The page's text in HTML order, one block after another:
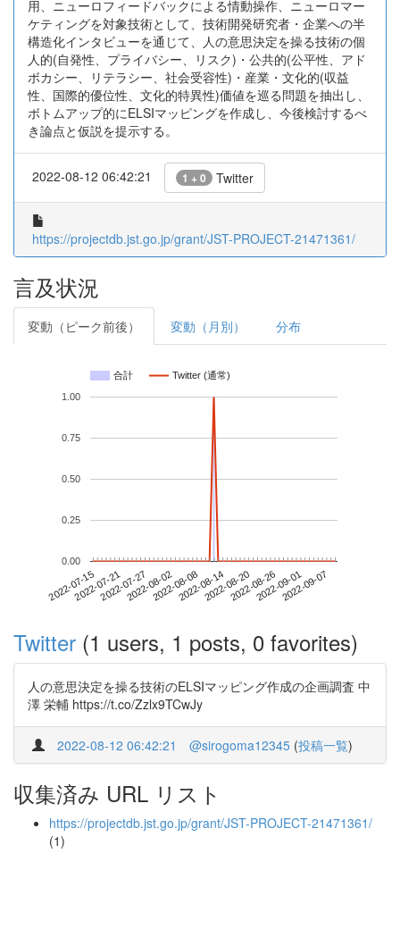
用、ニューロフィードバックによる情動操作、ニューロマー
ケティングを対象技術として、技術開発研究者・企業への半
構造化インタビューを通じて、人の意思決定を操る技術の個
人的(自発性、プライバシー、リスク)・公共的(公平性、アド
ボカシー、リテラシー、社会受容性)・産業・文化的(収益
性、国際的優位性、文化的特異性)価値を巡る問題を抽出し、
ボトムアップ的にELSIマッピングを作成し、今後検討するべ
き論点と仮説を提示する。
2022-08-12 06:42:21 1 + 0 Twitter
https://projectdb.jst.go.jp/grant/JST-PROJECT-21471361/
言及状況
変動（ピーク前後） 変動（月別） 分布
合計 Twitter (通常)
2022-07-152022-07-212022-07-272022-08-022022-08-082022-08-142022-08-202022-08-262022-09-012022-09-07
0.00
0.25
0.50
0.75
1.00
Twitter (1 users, 1 posts, 0 favorites)
人の意思決定を操る技術のELSIマッピング作成の企画調査 中
澤 栄輔 https://t.co/Zzlx9TCwJy
2022-08-12 06:42:21 @sirogoma12345 (投稿一覧)
収集済み URL リスト
https://projectdb.jst.go.jp/grant/JST-PROJECT-21471361/
(1)